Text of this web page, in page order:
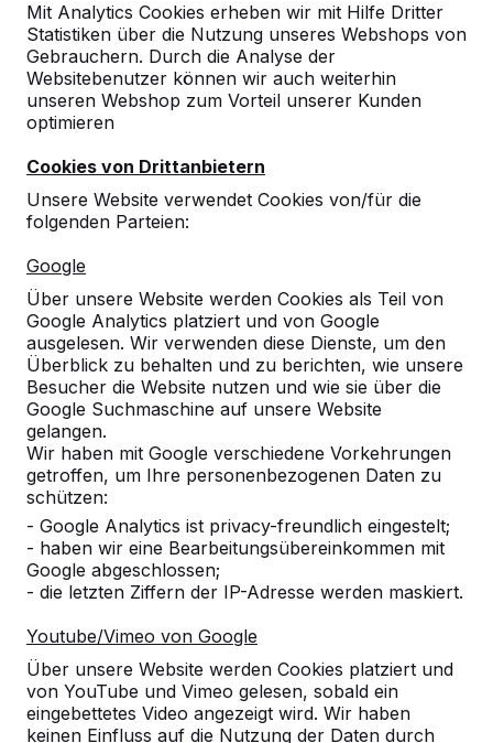
Mit Analytics Cookies erheben wir mit Hilfe Dritter
Statistiken über die Nutzung unseres Webshops von
Gebrauchern. Durch die Analyse der
Websitebenutzer können wir auch weiterhin
unseren Webshop zum Vorteil unserer Kunden
optimieren
Cookies von Drittanbietern
Unsere Website verwendet Cookies von/für die
folgenden Parteien:
Google
Über unsere Website werden Cookies als Teil von
Google Analytics platziert und von Google
ausgelesen. Wir verwenden diese Dienste, um den
Überblick zu behalten und zu berichten, wie unsere
Besucher die Website nutzen und wie sie über die
Google Suchmaschine auf unsere Website
gelangen.
Wir haben mit Google verschiedene Vorkehrungen
getroffen, um Ihre personenbezogenen Daten zu
schützen:
- Google Analytics ist privacy-freundlich eingestelt;
- haben wir eine Bearbeitungsübereinkommen mit
Google abgeschlossen;
- die letzten Ziffern der IP-Adresse werden maskiert.
Youtube/Vimeo von Google
Über unsere Website werden Cookies platziert und
von YouTube und Vimeo gelesen, sobald ein
eingebettetes Video angezeigt wird. Wir haben
keinen Einfluss auf die Nutzung der Daten durch
Tischkicker Beton
€ 2.850,00 exkl. MwSt.
Produkt ansehen
Zubehör
Produkten ansehen